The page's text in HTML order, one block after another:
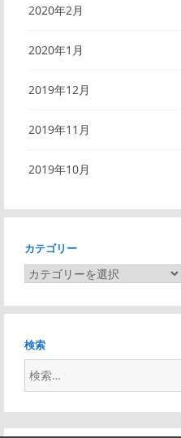
2020年2月
2020年1月
2019年12月
2019年11月
2019年10月
カテゴリー
カ
ゴ
リ
ー
検索